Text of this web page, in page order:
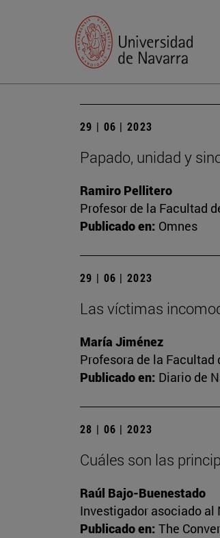
29 | 06 | 2023
Papado, unidad y
Ramiro Pellitero
Profesor de la Facultad
Publicado en: Omnes
29 | 06 | 2023
Las víctimas
María Jiménez
Profesora de la Facultad
Publicado en: Diario de
28 | 06 | 2023
Cuáles son las
Raúl Bajo-Buenestado
Investigador asociado al
Publicado en: The